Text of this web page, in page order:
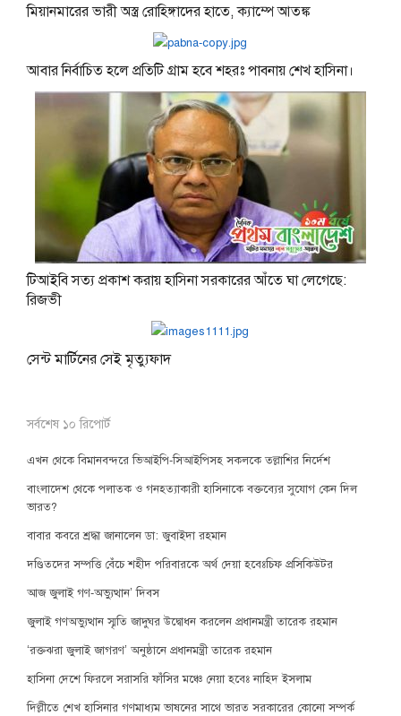
মিয়ানমারের ভারী অস্ত্র রোহিঙ্গাদের হাতে, ক্যাম্পে আতঙ্ক
আবার নির্বাচিত হলে প্রতিটি গ্রাম হবে শহরঃ পাবনায় শেখ হাসিনা।
টিআইবি সত্য প্রকাশ করায় হাসিনা সরকারের আঁতে ঘা লেগেছে:
রিজভী
সেন্ট মার্টিনের সেই মৃত্যুফাদ
সর্বশেষ ১০ রিপোর্ট
এখন থেকে বিমানবন্দরে ভিআইপি-সিআইপিসহ সকলকে তল্লাশির নির্দেশ
বাংলাদেশ থেকে পলাতক ও গনহত্যাকারী হাসিনাকে বক্তব্যের সুযোগ কেন দিল
ভারত?
বাবার কবরে শ্রদ্ধা জানালেন ডা: জুবাইদা রহমান
দণ্ডিতদের সম্পত্তি বেঁচে শহীদ পরিবারকে অর্থ দেয়া হবেঃচিফ প্রসিকিউটর
আজ জুলাই গণ-অভ্যুত্থান’ দিবস
জুলাই গণঅভ্যুত্থান স্মৃতি জাদুঘর উদ্বোধন করলেন প্রধানমন্ত্রী তারেক রহমান
‘রক্তঝরা জুলাই জাগরণ’ অনুষ্ঠানে প্রধানমন্ত্রী তারেক রহমান
হাসিনা দেশে ফিরলে সরাসরি ফাঁসির মঞ্চে নেয়া হবেঃ নাহিদ ইসলাম
দিল্লীতে শেখ হাসিনার গণমাধ্যম ভাষনের সাথে ভারত সরকারের কোনো সম্পর্ক